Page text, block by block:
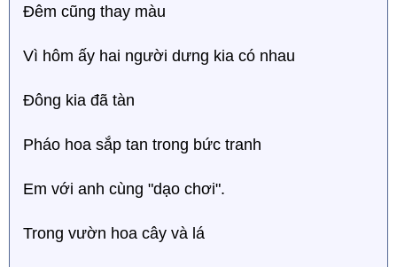
Đêm cũng thay màu
Vì hôm ấy hai người dưng kia có nhau
Đông kia đã tàn
Pháo hoa sắp tan trong bức tranh
Em với anh cùng "dạo chơi".
Trong vườn hoa cây và lá